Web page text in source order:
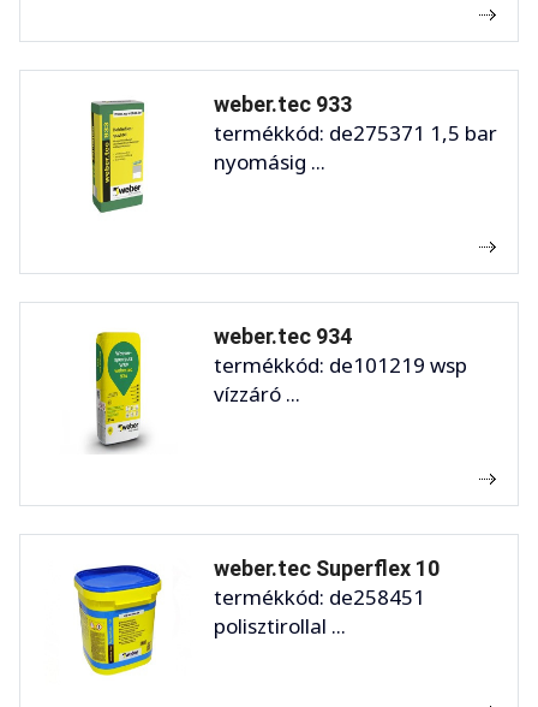
weber.tec 933
termékkód: de275371 1,5 bar
nyomásig ...
weber.tec 934
termékkód: de101219 wsp
vízzáró ...
weber.tec Superflex 10
termékkód: de258451
polisztirollal ...